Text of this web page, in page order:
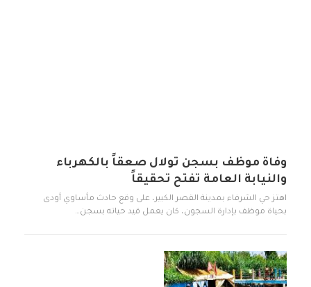
وفاة موظف بسجن تولال صعقاً بالكهرباء
والنيابة العامة تفتح تحقيقاً
اهتز حي الشرفاء بمدينة القصر الكبير، على وقع حادث مأساوي أودى
بحياة موظف بإدارة السجون، كان يعمل قيد حياته بسجن…